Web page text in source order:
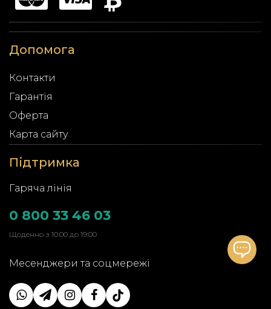
Допомога
Контакти
Гарантія
Оферта
Карта сайту
Підтримка
Гаряча лінія
0 800 33 46 03
Щоденно з 10:00 до 19:00
Месенджери та соцмережі